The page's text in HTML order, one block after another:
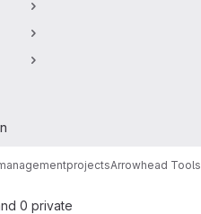
projectsArrowhead Tools
0 private